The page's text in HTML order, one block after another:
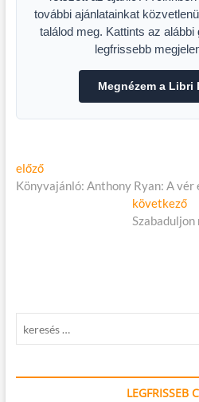
további ajánlatainkat
találod meg. Kattints az
legfrissebb
Megnézem a
Bejegyzés
navigáció
előzőElőző
cikk:
Könyvajánló: Anthony Ryan: A vér
következő
LEGFRISSEB